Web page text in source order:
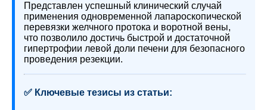
Представлен успешный клинический случай
применения одновременной лапароскопической
перевязки желчного протока и воротной вены,
что позволило достичь быстрой и достаточной
гипертрофии левой доли печени для безопасного
проведения резекции.
✅ Ключевые тезисы из статьи: